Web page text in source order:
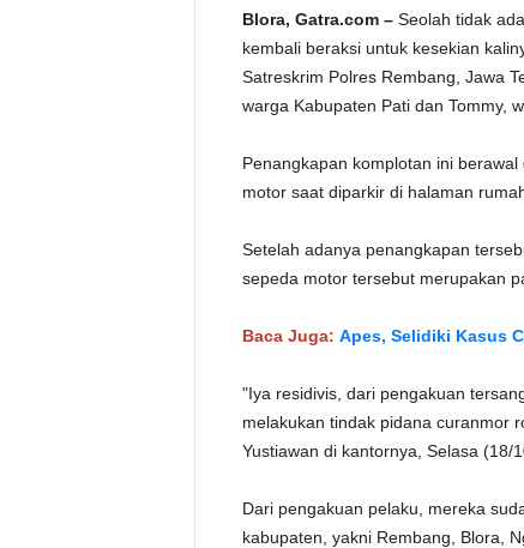
Blora, Gatra.com – Seolah tidak
kembali beraksi untuk kesekian
Satreskrim Polres Rembang, Jawa
warga Kabupaten Pati dan Tommy,
Penangkapan komplotan ini
motor saat diparkir di halaman
Setelah adanya penangkapan
sepeda motor tersebut merupakan
Baca Juga: Apes, Selidiki Kasus
"Iya residivis, dari pengakuan
melakukan tindak pidana curanmor
Yustiawan di kantornya, Selasa (18/
Dari pengakuan pelaku, mereka
kabupaten, yakni Rembang, Blora,